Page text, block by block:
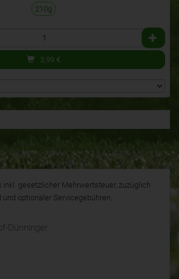
210g
3,99 €
inkl. gesetzlicher Mehrwertsteuer, zuzüglich
optionaler Servicegebühren.
Dünninger